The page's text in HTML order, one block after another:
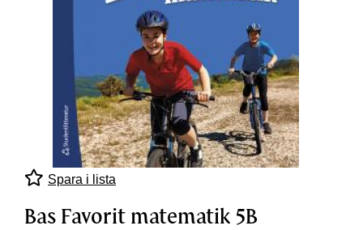
Spara i lista
Bas Favorit matematik 5B